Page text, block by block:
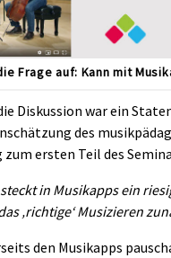
Frage auf: Kann mit
Diskussion war ein
des
ersten Teil des
in Musikapps ein
‚richtige‘ Musizieren
den Musikapps